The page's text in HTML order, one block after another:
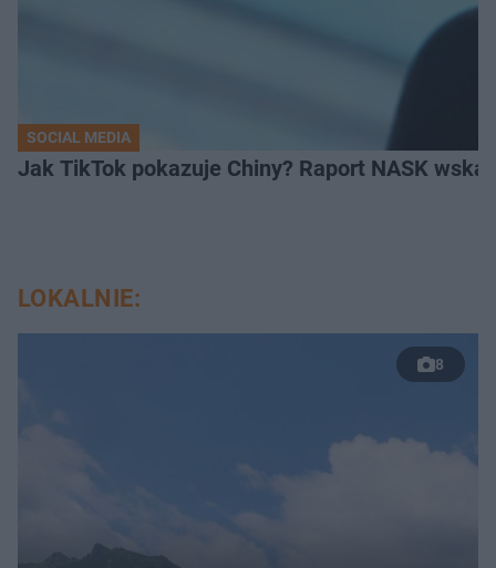
SOCIAL MEDIA
Jak TikTok pokazuje Chiny? Raport NASK
LOKALNIE:
8